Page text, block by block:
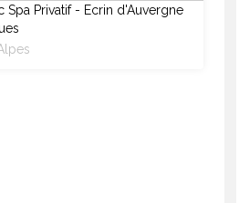
EN AMOUREUX
Spa Privatif - Ecrin d'Auvergne